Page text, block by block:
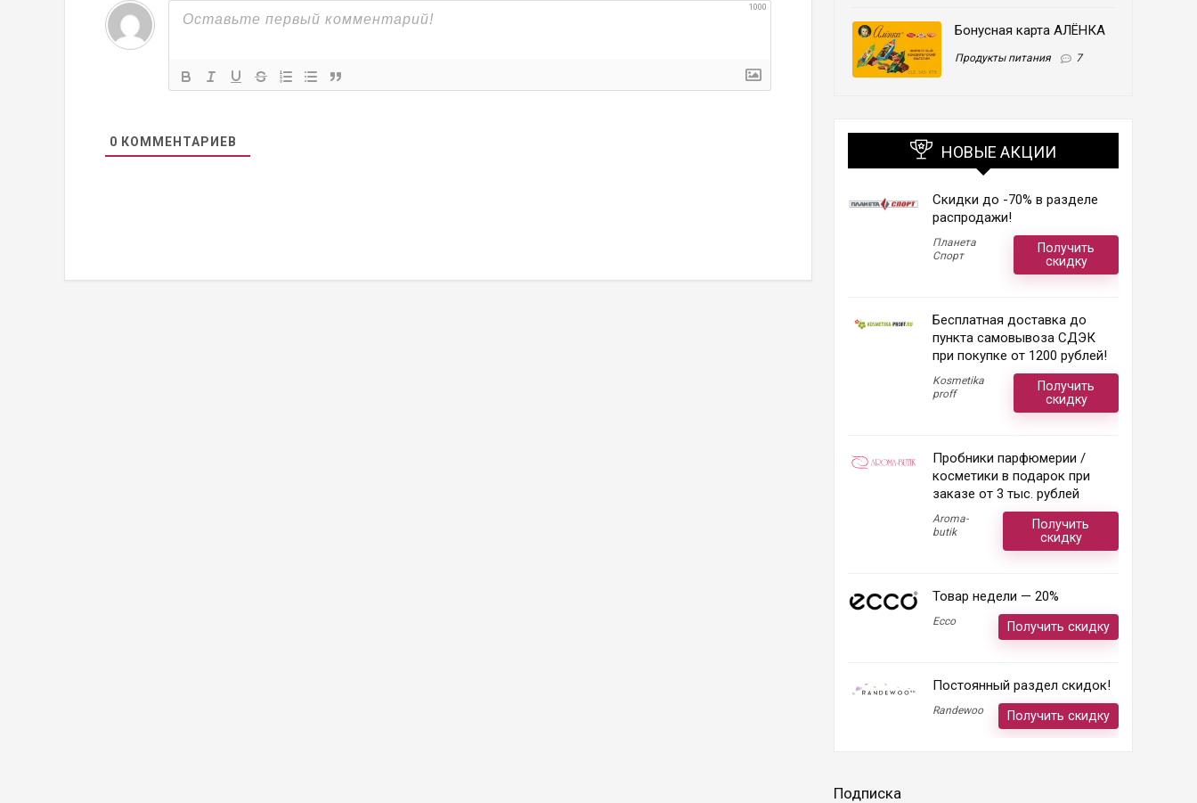
1000
0 КОММЕНТАРИЕВ
Бонусная карта АЛЁНКА
Продукты питания 7
НОВЫЕ АКЦИИ
Скидки до -70% в разделе
распродажи!
Планета
Спорт
Получить
скидку
Бесплатная доставка до
пункта самовывоза СДЭК
при покупке от 1200 рублей!
Kosmetika
proff
Получить
скидку
Пробники парфюмерии /
косметики в подарок при
заказе от 3 тыс. рублей
Aroma-
butik
Получить
скидку
Товар недели — 20%
Ecco Получить скидку
Постоянный раздел скидок!
Randewoo Получить скидку
Подписка